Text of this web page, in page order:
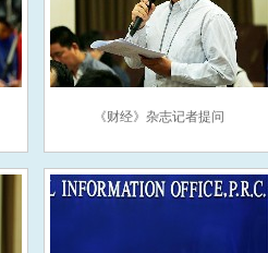
《财经》杂志记者提问